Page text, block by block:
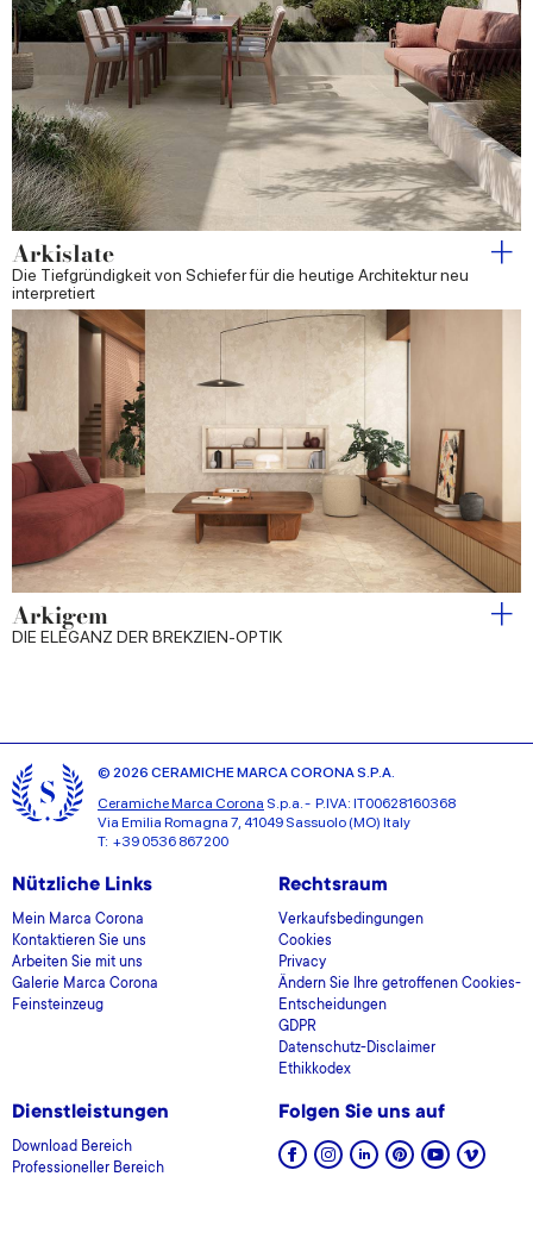
Arkislate
Die Tiefgründigkeit von Schiefer für die heutige Architektur neu
interpretiert
Arkigem
DIE ELEGANZ DER BREKZIEN-OPTIK
© 2026 CERAMICHE MARCA CORONA S.P.A.
Ceramiche Marca Corona S.p.a. - P.IVA: IT00628160368
Via Emilia Romagna 7, 41049 Sassuolo (MO) Italy
T: +39 0536 867200
Nützliche Links
Mein Marca Corona
Kontaktieren Sie uns
Arbeiten Sie mit uns
Galerie Marca Corona
Feinsteinzeug
Rechtsraum
Verkaufsbedingungen
Cookies
Privacy
Ändern Sie Ihre getroffenen Cookies-
Entscheidungen
GDPR
Datenschutz-Disclaimer
Ethikkodex
Dienstleistungen
Download Bereich
Professioneller Bereich
Folgen Sie uns auf